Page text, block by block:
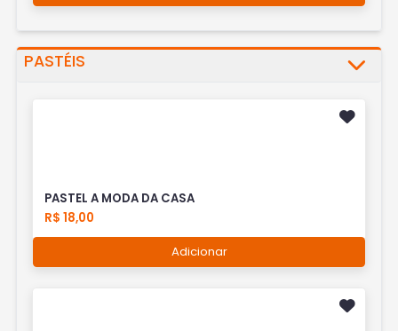
PASTÉIS
PASTEL A MODA DA CASA
R$ 18,00
Adicionar